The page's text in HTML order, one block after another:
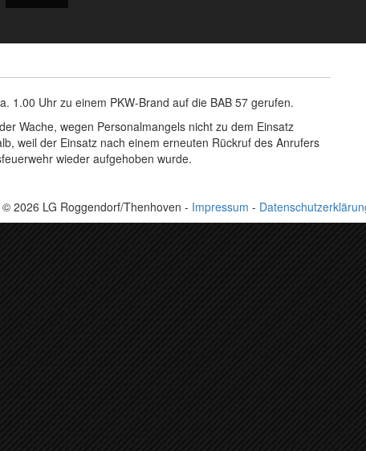
1.00 Uhr zu einem PKW-Brand auf die BAB 57 gerufen.
Wache, wegen Personalmangels nicht zu dem Einsatz
weil der Einsatz nach einem erneuten Rückruf des Anrufers
wieder aufgehoben wurde.
© 2026 LG Roggendorf/Thenhoven - Impressum -